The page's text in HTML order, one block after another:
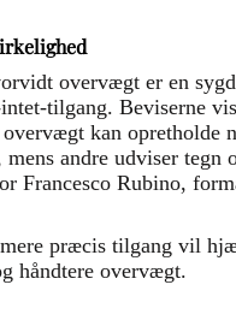
overvægt er en
tilgang. Beviserne
kan opretholde
mens andre udviser
Francesco Rubino,
præcis tilgang vil
håndtere overvægt.